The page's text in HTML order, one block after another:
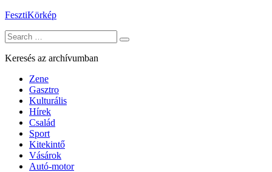
Skip
content
FesztiKörkép
Search
for:
Keresés az archívumban
Zene
Gasztro
Kulturális
Hírek
Család
Sport
Kitekintő
Vásárok
Autó-motor